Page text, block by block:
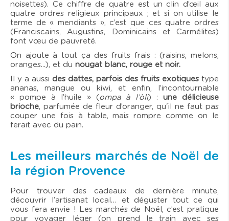
noisettes). Ce chiffre de quatre est un clin d’œil aux
quatre ordres religieux principaux ; et si on utilise le
terme de « mendiants », c’est que ces quatre ordres
(Franciscains, Augustins, Dominicains et Carmélites)
font vœu de pauvreté.
On ajoute à tout ça des fruits frais : (raisins, melons,
oranges...), et du nougat blanc, rouge et noir.
Il y a aussi des dattes, parfois des fruits exotiques type
ananas, mangue ou kiwi, et enfin, l’incontournable
« pompe à l’huile » (ompa à l’òli) :une délicieuse
brioche, parfumée de fleur d’oranger, qu'il ne faut pas
couper une fois à table, mais rompre comme on le
ferait avec du pain.
Les meilleurs marchés de Noël de
la région Provence
Pour trouver des cadeaux de dernière minute,
découvrir l’artisanat local… et déguster tout ce qui
vous fera envie ! Les marchés de Noël, c’est pratique
pour voyager léger (on prend le train avec ses